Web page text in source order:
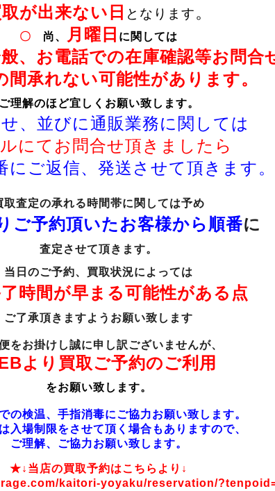
が出来ない日 となります。
〇 尚、 月曜日 に関しては
、お電話での在庫確認等お問合
間承れない可能性があります。
ご理解のほど宜しくお願い致します。
、並びに通販業務に関しては
にてお問合せ頂きましたら
にご返信、発送させて頂きます。
取査定の承れる時間帯に関しては予め
ご予約頂いたお客様から順番に
査定させて頂きます。
当日のご予約、買取状況によっては
時間が早まる可能性がある点
ご了承頂きますようお願い致します
をお掛けし誠に申し訳ございませんが、
より買取ご予約のご利用
をお願い致します。
の検温、手指消毒にご協力お願い致します。
入場制限をさせて頂く場合もありますので、
ご理解、ご協力お願い致します。
★↓当店の買取予約はこちらより↓
kaitori-yoyaku/reservation/